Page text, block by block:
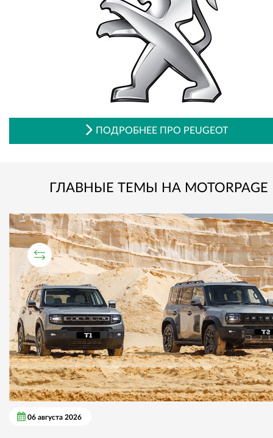
ПОДРОБНЕЕ ПРО PEUGEOT
ГЛАВНЫЕ ТЕМЫ НА MOTORPAGE
СРАВНИТЕЛЬНЫЙ ТЕСТ
06 августа 2026